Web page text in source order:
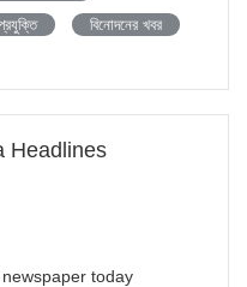
বিনোদনের খবর
Headlines
today